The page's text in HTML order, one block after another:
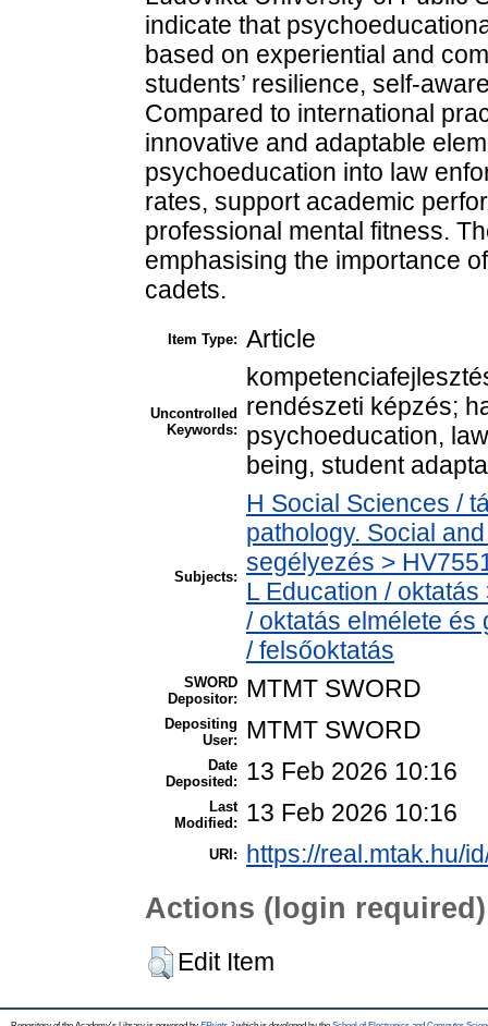
indicate that
based on experiential and
students’ resilience, self-
Compared to international
innovative and adaptable
psychoeducation into law
rates, support academic
professional mental fitness.
emphasising the importance
cadets.
Item Type: Article
Uncontrolled
Keywords:
rendészeti képzés;
psychoeducation,
being, student
Subjects:
H Social Sciences /
pathology. Social
segélyezés >
L Education /
/ oktatás elmélete és
/ felsőoktatás
SWORD
Depositor:
MTMT SWORD
Depositing
User:
MTMT SWORD
Date
Deposited:
13 Feb 2026 10:16
Last
Modified:
13 Feb 2026 10:16
URI: https://real.mtak.hu/
Actions (login required)
Edit Item